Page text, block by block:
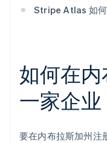
Stripe Atlas 如
如何在
一家企业
要在内布拉斯加州注